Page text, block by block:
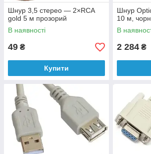
Шнур 3,5 стерео — 2×RCA
gold 5 м прозорий
В наявності
49 ₴
Купити
Шнур
10 м,
В
2 284 ₴